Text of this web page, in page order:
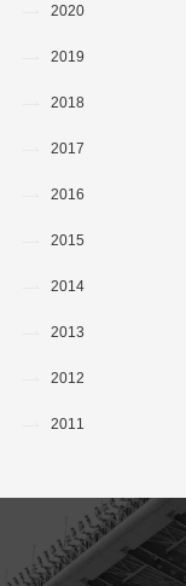
2020
2019
2018
2017
2016
2015
2014
2013
2012
2011